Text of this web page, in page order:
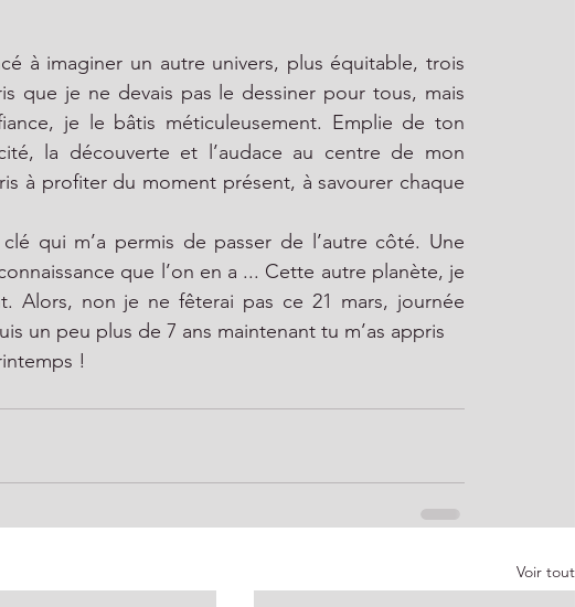
à imaginer un autre univers, plus équitable, trois
que je ne devais pas le dessiner pour tous, mais
je le bâtis méticuleusement. Emplie de ton
la découverte et l’audace au centre de mon
à profiter du moment présent, à savourer chaque
qui m’a permis de passer de l’autre côté. Une
que l’on en a ... Cette autre planète, je
Alors, non je ne fêterai pas ce 21 mars, journée
un peu plus de 7 ans maintenant tu m’as appris
!
Voir tout